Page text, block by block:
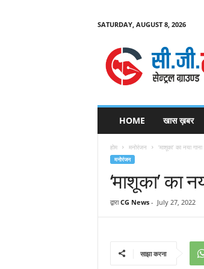
SATURDAY, AUGUST 8, 2026
C
HOME खास ख़बर
होम मनोरंजन ‘माशूका’ का नया
मनोरंजन
‘माशूका’ का
द्वारा CG News- July 27, 2022
साझा करना